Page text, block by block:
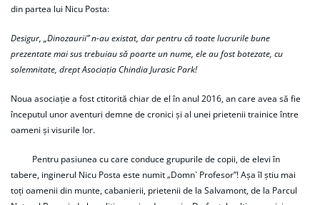
din partea lui Nicu Posta:
Desigur, „Dinozaurii” n-au existat, dar pentru că toate lucrurile bune
prezentate mai sus trebuiau să poarte un nume, ele au fost botezate, cu
solemnitate, drept Asociația Chindia Jurasic Park!
Noua asociație a fost ctitorită chiar de el în anul 2016, an care avea să fie
începutul unor aventuri demne de cronici și al unei prietenii trainice între
oameni și visurile lor.
Pentru pasiunea cu care conduce grupurile de copii, de elevi în
tabere, inginerul Nicu Posta este numit „Domn` Profesor”! Așa îl știu mai
toți oamenii din munte, cabanierii, prietenii de la Salvamont, de la Parcul